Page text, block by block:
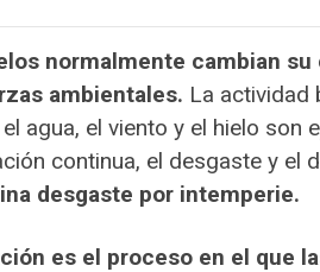
normalmente cambian
ambientales. La actividad
agua, el viento y el hielo son
continua, el desgaste y el
desgaste por intemperie.
es el proceso en el que